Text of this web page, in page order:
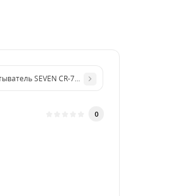
SEVEN CR-7452 MIFARE white
0